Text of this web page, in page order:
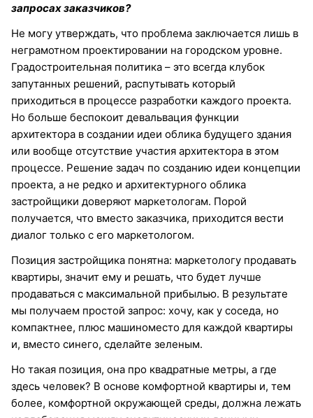
запросах заказчиков?
Не могу утверждать, что проблема заключается лишь в
неграмотном проектировании на городском уровне.
Градостроительная политика – это всегда клубок
запутанных решений, распутывать который
приходиться в процессе разработки каждого проекта.
Но больше беспокоит девальвация функции
архитектора в создании идеи облика будущего здания
или вообще отсутствие участия архитектора в этом
процессе. Решение задач по созданию идеи концепции
проекта, а не редко и архитектурного облика
застройщики доверяют маркетологам. Порой
получается, что вместо заказчика, приходится вести
диалог только с его маркетологом.
Позиция застройщика понятна: маркетологу продавать
квартиры, значит ему и решать, что будет лучше
продаваться с максимальной прибылью. В результате
мы получаем простой запрос: хочу, как у соседа, но
компактнее, плюс машиноместо для каждой квартиры
и, вместо синего, сделайте зеленым.
Но такая позиция, она про квадратные метры, а где
здесь человек? В основе комфортной квартиры и, тем
более, комфортной окружающей среды, должна лежать